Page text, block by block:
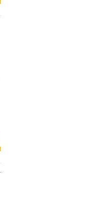
ชุดเตาย่างเกาหลี พร้อมตะแกรงอลู
ชุดหม้อสตูว์ สเตนเลสสตีล 4 ใบ
T.Dolphin โลมา